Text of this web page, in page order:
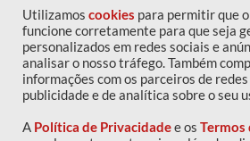
FALE
Utilizamos cookies para permitir que
funcione corretamente para que seja
personalizados em redes sociais e
analisar o nosso tráfego. Também
informações com os parceiros de
publicidade e de analítica sobre o seu
A Política de Privacidadee os Termos